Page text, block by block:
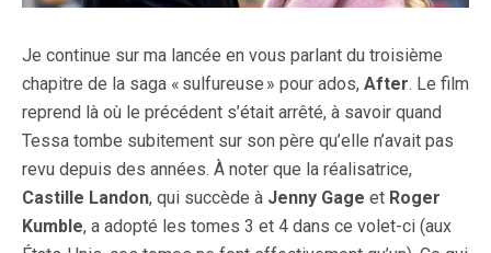
Je continue sur ma lancée en vous parlant du troisième
chapitre de la saga « sulfureuse » pour ados, After. Le film
reprend là où le précédent s’était arrêté, à savoir quand
Tessa tombe subitement sur son père qu’elle n’avait pas
revu depuis des années. À noter que la réalisatrice,
Castille Landon, qui succède à Jenny Gage et Roger
Kumble, a adopté les tomes 3 et 4 dans ce volet-ci (aux